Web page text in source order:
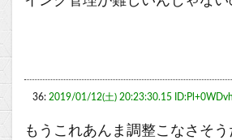
36: 2019/01/12(土) 20:23:30.15
もうこれあんま調整こなさそう